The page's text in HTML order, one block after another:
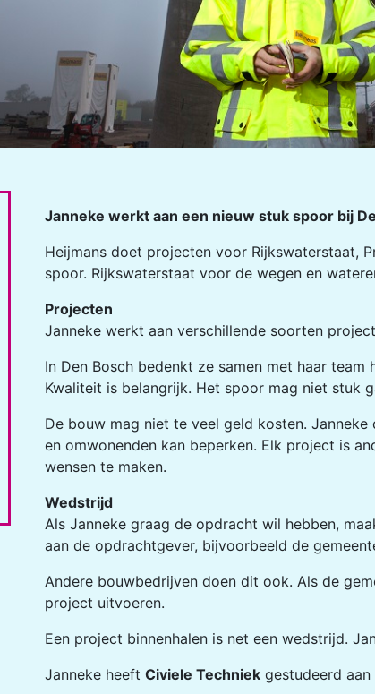
Janneke werkt aan een nieuw stuk spoor bij
Heijmans doet projecten voor Rijkswaterstaat,
spoor. Rijkswaterstaat voor de wegen en
Projecten
Janneke werkt aan verschillende soorten
In Den Bosch bedenkt ze samen met haar
Kwaliteit is belangrijk. Het spoor mag niet stuk
De bouw mag niet te veel geld kosten.
en omwonenden kan beperken. Elk project is
wensen te maken.
Wedstrijd
Als Janneke graag de opdracht wil hebben,
aan de opdrachtgever, bijvoorbeeld de
Andere bouwbedrijven doen dit ook. Als de
project uitvoeren.
Een project binnenhalen is net een wedstrijd.
Janneke heeft Civiele Techniek gestudeerd